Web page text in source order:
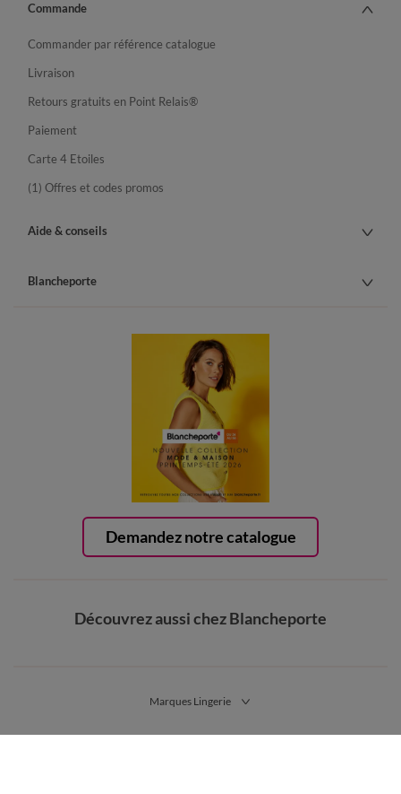
Demandez notre catalogue
Commande
Commander par référence catalogue
Livraison
Retours gratuits en Point Relais®
Paiement
Carte 4 Etoiles
(1) Offres et codes promos
Aide & conseils
Blancheporte
Découvrez aussi chez Blancheporte
Marques Lingerie